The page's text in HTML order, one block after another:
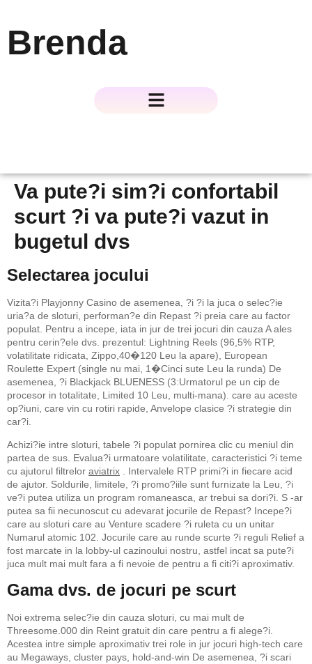
Brenda
Va pute?i sim?i confortabil
scurt ?i va pute?i vazut in
bugetul dvs
Selectarea jocului
Vizita?i Playjonny Casino de asemenea, ?i ?i la juca o selec?ie
uria?a de sloturi, performan?e din Repast ?i preia care au factor
populat. Pentru a incepe, iata in jur de trei jocuri din cauza A ales
pentru cerin?ele dvs. prezentul: Lightning Reels (96,5% RTP,
volatilitate ridicata, Zippo,40�120 Leu la apare), European
Roulette Expert (single nu mai, 1�Cinci sute Leu la runda) De
asemenea, ?i Blackjack BLUENESS (3:Urmatorul pe un cip de
procesor in totalitate, Limited 10 Leu, multi-mana). care au aceste
op?iuni, care vin cu rotiri rapide, Anvelope clasice ?i strategie din
car?i.
Achizi?ie intre sloturi, tabele ?i populat pornirea clic cu meniul din
partea de sus. Evalua?i urmatoare volatilitate, caracteristici ?i teme
cu ajutorul filtrelor aviatrix . Intervalele RTP primi?i in fiecare acid
de ajutor. Soldurile, limitele, ?i promo?iile sunt furnizate la Leu, ?i
ve?i putea utiliza un program romaneasca, ar trebui sa dori?i. S -ar
putea sa fii necunoscut cu adevarat jocurile de Repast? Incepe?i
care au sloturi care au Venture scadere ?i ruleta cu un unitar
Numarul atomic 102. Jocurile care au runde scurte ?i reguli Relief a
fost marcate in la lobby-ul cazinoului nostru, astfel incat sa pute?i
juca mult mai mult fara a fi nevoie de pentru a fi citi?i aproximativ.
Gama dvs. de jocuri pe scurt
Noi extrema selec?ie din cauza sloturi, cu mai mult de
Threesome.000 din Reint gratuit din care pentru a fi alege?i.
Acestea intre simple aproximativ trei role in jur jocuri high-tech care
au Megaways, cluster pays, hold-and-win De asemenea, ?i scari